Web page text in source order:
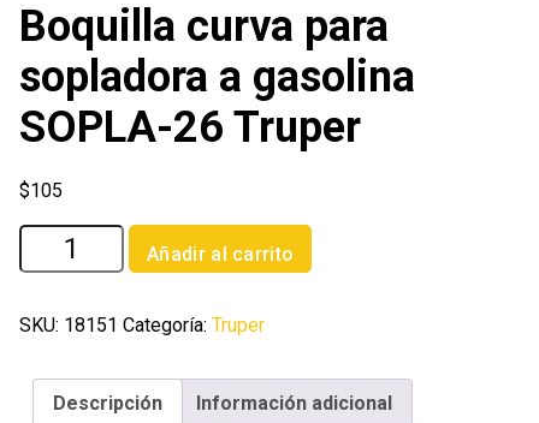
Boquilla curva para
sopladora a gasolina
SOPLA-26 Truper
$105
Boquilla
curva
sopladora
gasolina
SOPLA-
Añadir al carrito
SKU: 18151 Categoría: Truper
Descripción Información adicional